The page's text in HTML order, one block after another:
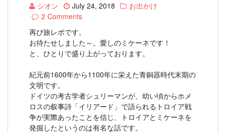
シオン July 24, 2018
お出かけ
2 Comments
再び旅レポです。
お待たせしました～。愛しのミケーネです！
と、ひとりで盛り上がっております。
紀元前1600年から1100年に栄えた青銅器時代末期の
文明です。
ドイツの考古学者シュリーマンが、幼い頃からホメ
ロスの叙事詩「イリアード」で語られるトロイア戦
争が実際あったことを信じ、トロイアとミケーネを
発掘したというのは有名な話です。